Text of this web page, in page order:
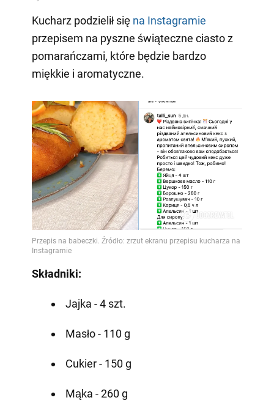
Kucharz podzielił się na Instagramie
przepisem na pyszne świąteczne ciasto z
pomarańczami, które będzie bardzo
miękkie i aromatyczne.
Składniki:
Jajka - 4 szt.
Masło - 110 g
Cukier - 150 g
Mąka - 260 g